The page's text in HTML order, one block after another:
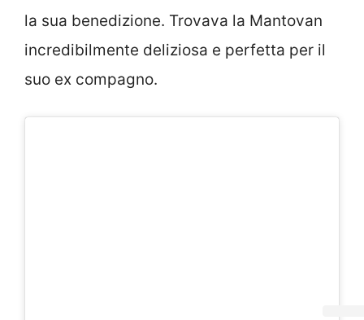
la sua benedizione. Trovava la Mantovan
incredibilmente deliziosa e perfetta per il
suo ex compagno.